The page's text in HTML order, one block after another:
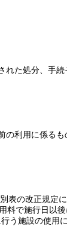
た処分、手
利用に係る
表の改正規定
料で施行日以
う施設の使用